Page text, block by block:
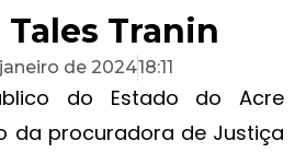
Tranin
de 202418:11
do Estado do Acre
da procuradora de Justiça